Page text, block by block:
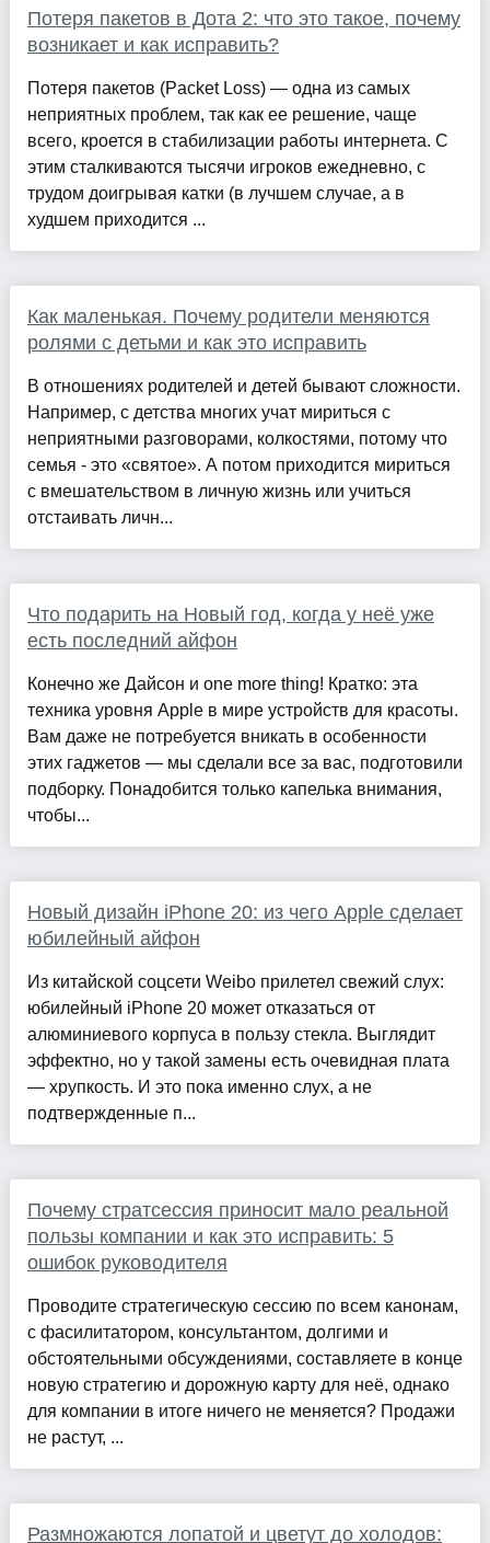
Потеря пакетов в Дота 2: что это такое, почему
возникает и как исправить?
Потеря пакетов (Packet Loss) — одна из самых
неприятных проблем, так как ее решение, чаще
всего, кроется в стабилизации работы интернета. С
этим сталкиваются тысячи игроков ежедневно, с
трудом доигрывая катки (в лучшем случае, а в
худшем приходится ...
Как маленькая. Почему родители меняются
ролями с детьми и как это исправить
В отношениях родителей и детей бывают сложности.
Например, с детства многих учат мириться с
неприятными разговорами, колкостями, потому что
семья - это «святое». А потом приходится мириться
с вмешательством в личную жизнь или учиться
отстаивать личн...
Что подарить на Новый год, когда у неё уже
есть последний айфон
Конечно же Дайсон и one more thing! Кратко: эта
техника уровня Apple в мире устройств для красоты.
Вам даже не потребуется вникать в особенности
этих гаджетов — мы сделали все за вас, подготовили
подборку. Понадобится только капелька внимания,
чтобы...
Новый дизайн iPhone 20: из чего Apple сделает
юбилейный айфон
Из китайской соцсети Weibo прилетел свежий слух:
юбилейный iPhone 20 может отказаться от
алюминиевого корпуса в пользу стекла. Выглядит
эффектно, но у такой замены есть очевидная плата
— хрупкость. И это пока именно слух, а не
подтвержденные п...
Почему стратсессия приносит мало реальной
пользы компании и как это исправить: 5
ошибок руководителя
Проводите стратегическую сессию по всем канонам,
с фасилитатором, консультантом, долгими и
обстоятельными обсуждениями, составляете в конце
новую стратегию и дорожную карту для неё, однако
для компании в итоге ничего не меняется? Продажи
не растут, ...
Размножаются лопатой и цветут до холодов: